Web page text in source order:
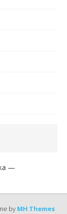
—
by MH Themes